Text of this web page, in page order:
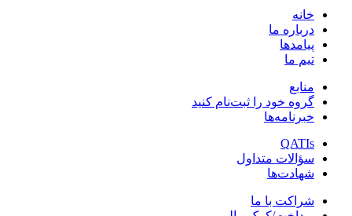
خانه
درباره ما
پیامدها
تیم ما
منابع
گروه خود را ثبت‌نام کنید
خبرنامه‌ها
QATIs
سؤالات متداول
شهادت‌ها
شراکت با ما